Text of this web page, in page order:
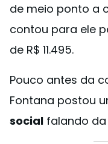
de meio ponto a
contou para ele
de R$ 11.495.
Pouco antes da
Fontana postou
social falando